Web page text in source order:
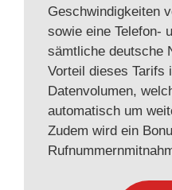
Geschwindigkeiten
sowie eine Telefon-
sämtliche deutsche
Vorteil dieses Tarifs
Datenvolumen,
automatisch um
Zudem wird ein